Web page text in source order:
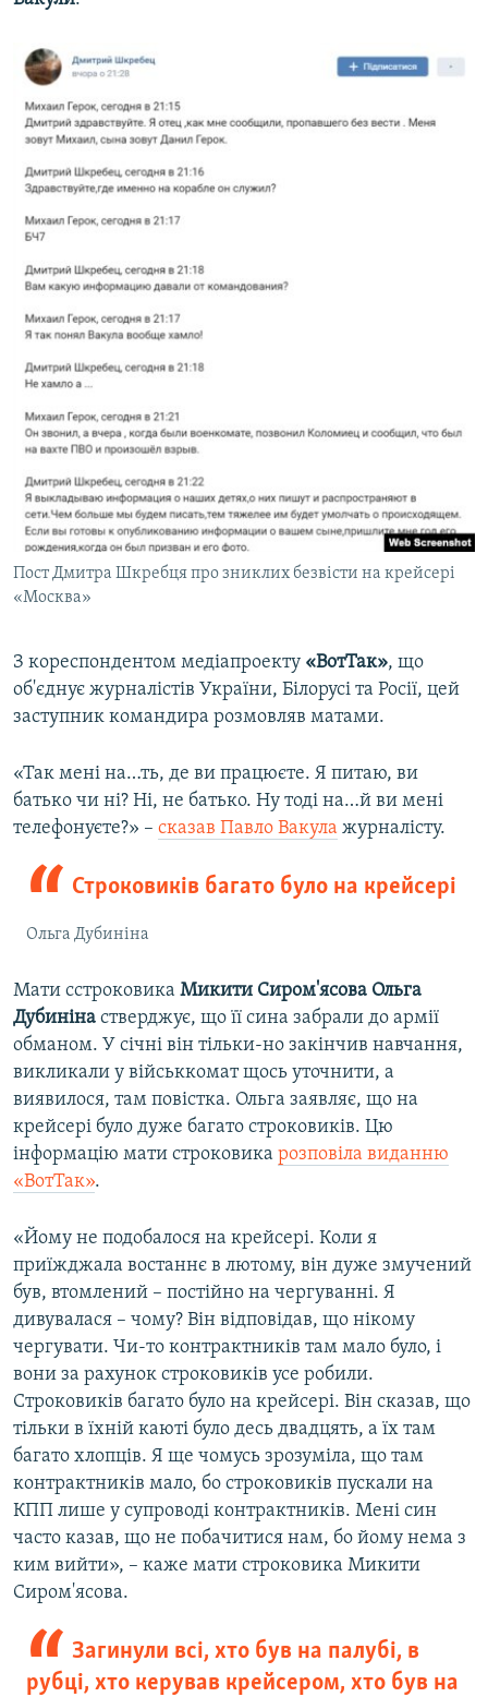
Пост Дмитра Шкребця про зниклих безвісти на крейсері
«Москва»
З кореспондентом медіапроекту «ВотТак», що
об'єднує журналістів України, Білорусі та Росії, цей
заступник командира розмовляв матами.
«Так мені на…ть, де ви працюєте. Я питаю, ви
батько чи ні? Ні, не батько. Ну тоді на…й ви мені
телефонуєте?» – сказав Павло Вакула журналісту.
Строковиків багато було на крейсері
Ольга Дубиніна
Мати сстроковика Микити Сиром'ясова Ольга
Дубиніна стверджує, що її сина забрали до армії
обманом. У січні він тільки-но закінчив навчання,
викликали у військкомат щось уточнити, а
виявилося, там повістка. Ольга заявляє, що на
крейсері було дуже багато строковиків. Цю
інформацію мати строковика розповіла виданню
«ВотТак».
«Йому не подобалося на крейсері. Коли я
приїжджала востаннє в лютому, він дуже змучений
був, втомлений – постійно на чергуванні. Я
дивувалася – чому? Він відповідав, що нікому
чергувати. Чи-то контрактників там мало було, і
вони за рахунок строковиків усе робили.
Строковиків багато було на крейсері. Він сказав, що
тільки в їхній каюті було десь двадцять, а їх там
багато хлопців. Я ще чомусь зрозуміла, що там
контрактників мало, бо строковиків пускали на
КПП лише у супроводі контрактників. Мені син
часто казав, що не побачитися нам, бо йому нема з
ким вийти», – каже мати строковика Микити
Сиром'ясова.
Загинули всі, хто був на палубі, в
рубці, хто керував крейсером, хто був на